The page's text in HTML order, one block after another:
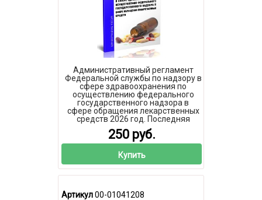
Административный регламент
Федеральной службы по надзору в
сфере здравоохранения по
осуществлению федерального
государственного надзора в
сфере обращения лекарственных
средств 2026 год. Последняя
редакция
250 руб.
Купить
Артикул00-01041208